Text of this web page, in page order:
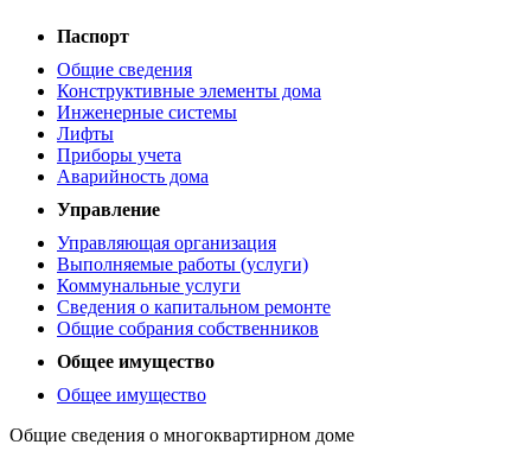
Паспорт
Общие сведения
Конструктивные элементы дома
Инженерные системы
Лифты
Приборы учета
Аварийность дома
Управление
Управляющая организация
Выполняемые работы (услуги)
Коммунальные услуги
Сведения о капитальном ремонте
Общие собрания собственников
Общее имущество
Общее имущество
Общие сведения о многоквартирном доме